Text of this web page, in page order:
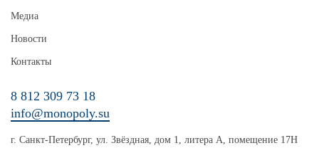
Медиа
Новости
Контакты
8 812 309 73 18
info@monopoly.su
г. Санкт-Петербург, ул. Звёздная, дом 1, литера А, помещение 17Н